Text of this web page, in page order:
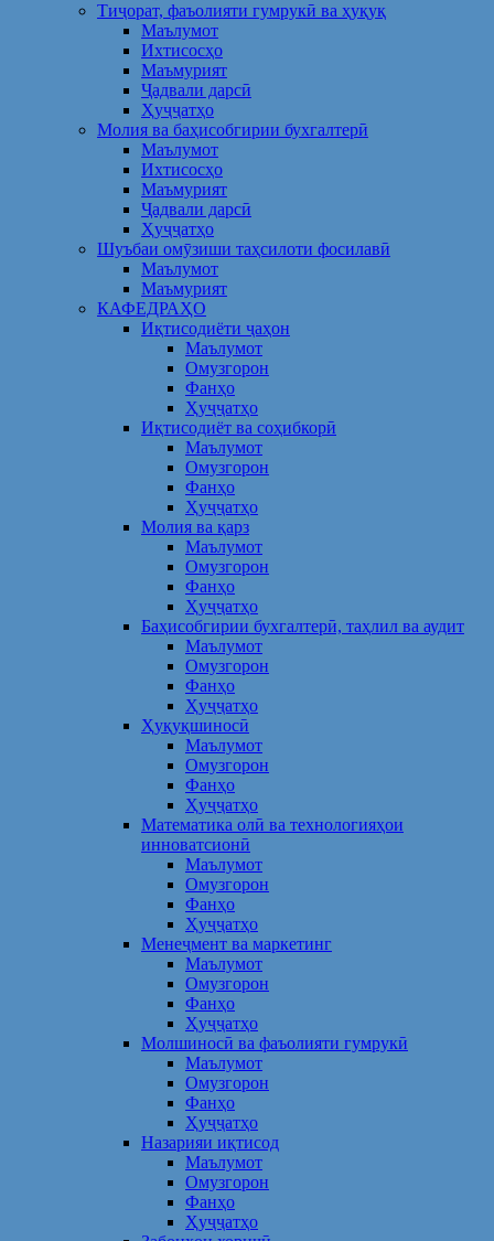
Тиҷорат, фаъолияти гумрукӣ ва ҳуқуқ
Маълумот
Ихтисосҳо
Маъмурият
Ҷадвали дарсӣ
Ҳуҷҷатҳо
Молия ва баҳисобгирии бухгалтерӣ
Маълумот
Ихтисосҳо
Маъмурият
Ҷадвали дарсӣ
Ҳуҷҷатҳо
Шуъбаи омӯзиши таҳсилоти фосилавӣ
Маълумот
Маъмурият
КАФЕДРАҲО
Иқтисодиёти ҷаҳон
Маълумот
Омузгорон
Фанҳо
Ҳуҷҷатҳо
Иқтисодиёт ва соҳибкорӣ
Маълумот
Омузгорон
Фанҳо
Ҳуҷҷатҳо
Молия ва қарз
Маълумот
Омузгорон
Фанҳо
Ҳуҷҷатҳо
Баҳисобгирии бухгалтерӣ, таҳлил ва аудит
Маълумот
Омузгорон
Фанҳо
Ҳуҷҷатҳо
Ҳуқуқшиносӣ
Маълумот
Омузгорон
Фанҳо
Ҳуҷҷатҳо
Математика олӣ ва технологияҳои
инноватсионӣ
Маълумот
Омузгорон
Фанҳо
Ҳуҷҷатҳо
Менеҷмент ва маркетинг
Маълумот
Омузгорон
Фанҳо
Ҳуҷҷатҳо
Молшиносӣ ва фаъолияти гумрукӣ
Маълумот
Омузгорон
Фанҳо
Ҳуҷҷатҳо
Назарияи иқтисод
Маълумот
Омузгорон
Фанҳо
Ҳуҷҷатҳо